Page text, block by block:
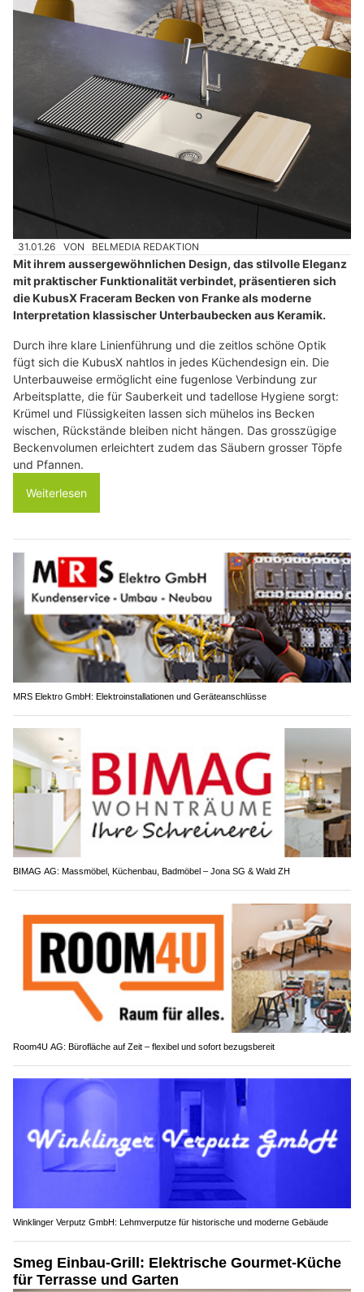
31.01.26 VON BELMEDIA REDAKTION
Mit ihrem aussergewöhnlichen Design, das stilvolle Eleganz
mit praktischer Funktionalität verbindet, präsentieren sich
die KubusX Fraceram Becken von Franke als moderne
Interpretation klassischer Unterbaubecken aus Keramik.
Durch ihre klare Linienführung und die zeitlos schöne Optik
fügt sich die KubusX nahtlos in jedes Küchendesign ein. Die
Unterbauweise ermöglicht eine fugenlose Verbindung zur
Arbeitsplatte, die für Sauberkeit und tadellose Hygiene sorgt:
Krümel und Flüssigkeiten lassen sich mühelos ins Becken
wischen, Rückstände bleiben nicht hängen. Das grosszügige
Beckenvolumen erleichtert zudem das Säubern grosser Töpfe
und Pfannen.
Weiterlesen
MRS Elektro GmbH: Elektroinstallationen und Geräteanschlüsse
BIMAG AG: Massmöbel, Küchenbau, Badmöbel – Jona SG & Wald ZH
Room4U AG: Bürofläche auf Zeit – flexibel und sofort bezugsbereit
Winklinger Verputz GmbH: Lehmverputze für historische und moderne Gebäude
Smeg Einbau-Grill: Elektrische Gourmet-Küche
für Terrasse und Garten